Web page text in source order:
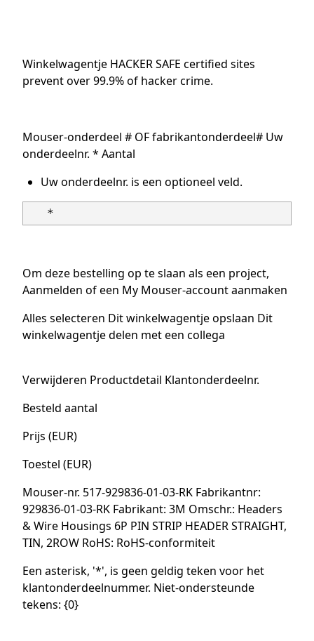
Winkelwagentje HACKER SAFE certified sites
prevent over 99.9% of hacker crime.
Mouser-onderdeel # OF fabrikantonderdeel# Uw
onderdeelnr. * Aantal
Uw onderdeelnr. is een optioneel veld.
Om deze bestelling op te slaan als een project,
Aanmelden of een My Mouser-account aanmaken
Alles selecteren Dit winkelwagentje opslaan Dit
winkelwagentje delen met een collega
Verwijderen Productdetail Klantonderdeelnr.
Besteld aantal
Prijs (EUR)
Toestel (EUR)
Mouser-nr. 517-929836-01-03-RK Fabrikantnr:
929836-01-03-RK Fabrikant: 3M Omschr.: Headers
& Wire Housings 6P PIN STRIP HEADER STRAIGHT,
TIN, 2ROW RoHS: RoHS-conformiteit
Een asterisk, '*', is geen geldig teken voor het
klantonderdeelnummer. Niet-ondersteunde
tekens: {0}